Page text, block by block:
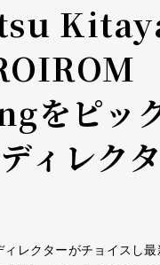
をピッ
ィレクタ
レクターがチョイスし